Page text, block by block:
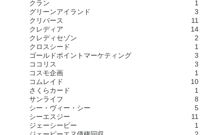
クラン
1
グリーンアイランド
3
クリバース
11
クレディア
14
クレディセゾン
2
クロスシード
1
ゴールドポイントマーケティング
3
ココリス
3
コスモ企画
1
コムレイド
10
さくらカード
1
サンライフ
8
シー・ヴィー・シー
5
シーエスジー
11
ジェーシービー
1